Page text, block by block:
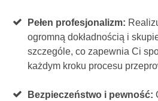
Pełen profesjonalizm:
ogromną dokładnością i
szczególe, co zapewnia Ci
każdym kroku procesu
Bezpieczeństwo i pewność: